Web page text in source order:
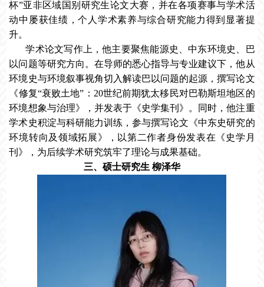
杯”亚非区域国别研究生论文大赛，并在各项赛事与学术活
动中屡获佳绩，个人学术素养与综合研究能力得到显著提
升。
学术论文写作上，他主要聚焦能源史、中东环境史、巴
以问题等研究方向。在导师的悉心指导与专业建议下，他从
环境史与环境叙事视角切入解读巴以问题的起源，撰写论文
《修复“衰败土地”：20世纪前期犹太移民对巴勒斯坦地区的
环境想象与治理》，并发表于《史学集刊》。同时，他注重
学术史积淀与科研能力训练，参与撰写论文《中东史研究的
环境转向及领域拓展》，以第二作者身份发表在《史学月
刊》，为后续学术研究筑牢了理论与成果基础。
三、硕士研究生 柳泽华